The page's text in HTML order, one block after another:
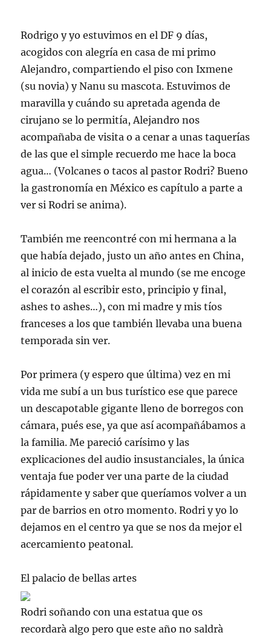
Rodrigo y yo estuvimos en elDF 9 días,
acogidos con alegría en casa de mi primo
Alejandro, compartiendo el piso conIxmene
(su novia) yNanu su mascota. Estuvimos de
maravilla y cuándo su apretada agenda de
cirujano se lo permitía, Alejandro nos
acompañaba de visita o a cenar a unastaquerías
de las que el simple recuerdo me hace la boca
agua… (Volcanes o tacos al pastorRodri? Bueno
la gastronomía en México es capítulo a parte a
ver siRodri se anima).
También mereencontré con mi hermana a la
que había dejado, justo un año antes en China,
al inicio de esta vuelta al mundo (se me encoge
el corazón al escribir esto, principio y final,
ashes to ashes…), con mi madre y mis tíos
franceses a los que también llevaba una buena
temporada sin ver.
Por primera (y espero que última) vez en mi
vida me subí a un bus turístico ese que parece
undescapotable gigante lleno de borregos con
cámara,pués ese, ya que así acompañábamos a
la familia. Me pareciócarísimo y las
explicaciones del audio insustanciales, la única
ventaja fue poder ver una parte de la ciudad
rápidamente y saber que queríamos volver a un
par de barrios en otro momento.Rodri y yo lo
dejamos en el centro ya que se nos da mejor el
acercamiento peatonal.
El palacio de bellas artes
Rodri soñando con una estatua que os
recordarà algo pero que este año no saldrà